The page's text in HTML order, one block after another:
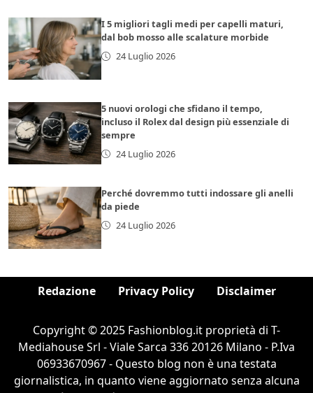
I 5 migliori tagli medi per capelli maturi,
dal bob mosso alle scalature morbide
24 Luglio 2026
5 nuovi orologi che sfidano il tempo,
incluso il Rolex dal design più essenziale di
sempre
24 Luglio 2026
Perché dovremmo tutti indossare gli anelli
da piede
24 Luglio 2026
Redazione Privacy Policy Disclaimer
Copyright © 2025 Fashionblog.it proprietà di T-
Mediahouse Srl - Viale Sarca 336 20126 Milano - P.Iva
06933670967 - Questo blog non è una testata
giornalistica, in quanto viene aggiornato senza alcuna